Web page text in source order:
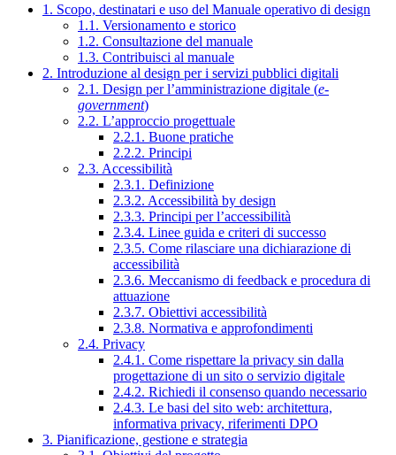
1. Scopo, destinatari e uso del Manuale operativo di design
1.1. Versionamento e storico
1.2. Consultazione del manuale
1.3. Contribuisci al manuale
2. Introduzione al design per i servizi pubblici digitali
2.1. Design per l’amministrazione digitale (e-
government)
2.2. L’approccio progettuale
2.2.1. Buone pratiche
2.2.2. Principi
2.3. Accessibilità
2.3.1. Definizione
2.3.2. Accessibilità by design
2.3.3. Principi per l’accessibilità
2.3.4. Linee guida e criteri di successo
2.3.5. Come rilasciare una dichiarazione di
accessibilità
2.3.6. Meccanismo di feedback e procedura di
attuazione
2.3.7. Obiettivi accessibilità
2.3.8. Normativa e approfondimenti
2.4. Privacy
2.4.1. Come rispettare la privacy sin dalla
progettazione di un sito o servizio digitale
2.4.2. Richiedi il consenso quando necessario
2.4.3. Le basi del sito web: architettura,
informativa privacy, riferimenti DPO
3. Pianificazione, gestione e strategia